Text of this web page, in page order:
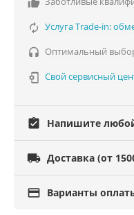

 Услуга Trade-in:
 Оптимальный
 Свой сервисный
assignment_turned_in Напишите
 Доставка (от
 Варианты